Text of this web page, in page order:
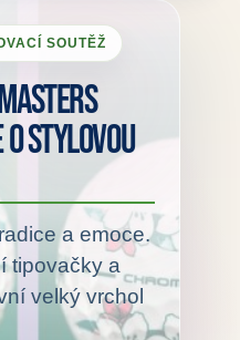
SOUTĚŽ
stylovou
a emoce.
tipovačky a
velký vrchol